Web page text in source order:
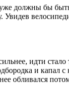
должны бы
идти
и
обливался